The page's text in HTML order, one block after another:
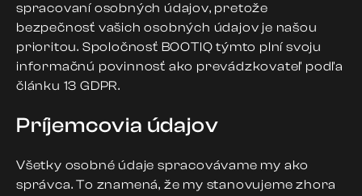
spracovaní osobných údajov, pretože
bezpečnosť vašich osobných údajov je našou
prioritou. Spoločnosť BOOTIQ týmto plní svoju
informačnú povinnosť ako prevádzkovateľ podľa
článku 13 GDPR.
Príjemcovia údajov
Všetky osobné údaje spracovávame my ako
správca. To znamená, že my stanovujeme zhora